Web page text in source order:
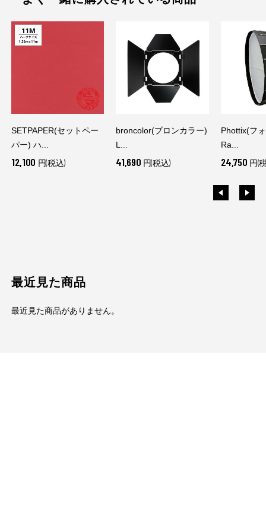
SETPAPER(セットペー
パー) ハ...
12,100 円(税込)
broncolor(ブロンカラー)
L...
41,690 円(税込)
Phottix(フ
Ra...
24,750 円(
最近見た商品
最近見た商品がありません。